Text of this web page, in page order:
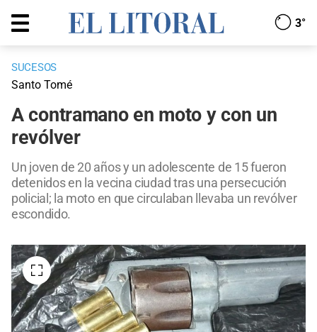
3°
SUCESOS
Santo Tomé
A contramano en moto y con un
revólver
Un joven de 20 años y un adolescente de 15 fueron
detenidos en la vecina ciudad tras una persecución
policial; la moto en que circulaban llevaba un revólver
escondido.